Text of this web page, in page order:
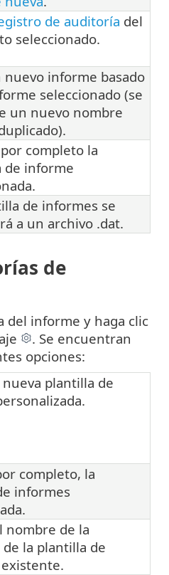
de auditoría del
seleccionado.
nuevo informe basado
seleccionado (se
un nuevo nombre
completo la
de informe
de informes se
a un archivo .dat.
de
del informe y haga clic
. Se encuentran
opciones:
plantilla de
completo, la
informes
nombre de la
la plantilla de